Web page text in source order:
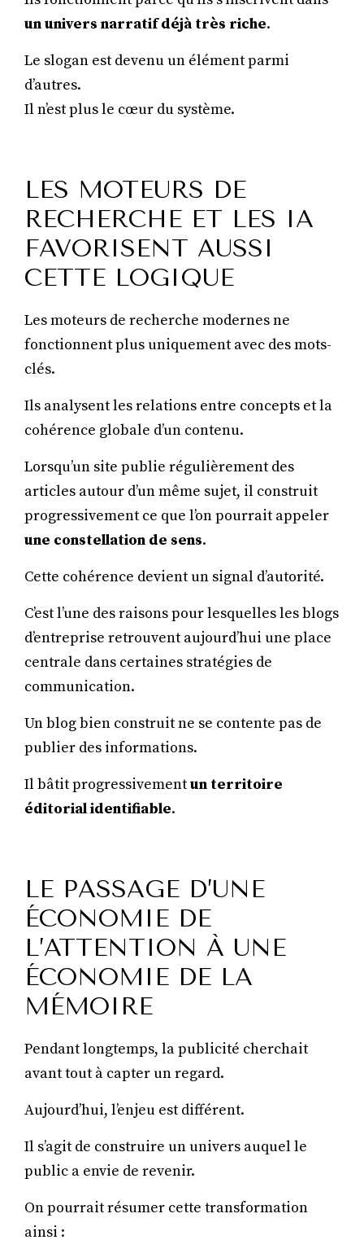
un univers narratif déjà très riche.
Le slogan est devenu un élément parmi
d’autres.
Il n’est plus le cœur du système.
LES MOTEURS DE
RECHERCHE ET LES IA
FAVORISENT AUSSI
CETTE LOGIQUE
Les moteurs de recherche modernes ne
fonctionnent plus uniquement avec des mots-
clés.
Ils analysent les relations entre concepts et la
cohérence globale d’un contenu.
Lorsqu’un site publie régulièrement des
articles autour d’un même sujet, il construit
progressivement ce que l’on pourrait appeler
une constellation de sens.
Cette cohérence devient un signal d’autorité.
C’est l’une des raisons pour lesquelles les blogs
d’entreprise retrouvent aujourd’hui une place
centrale dans certaines stratégies de
communication.
Un blog bien construit ne se contente pas de
publier des informations.
Il bâtit progressivementun territoire
éditorial identifiable.
LE PASSAGE D’UNE
ÉCONOMIE DE
L’ATTENTION À UNE
ÉCONOMIE DE LA
MÉMOIRE
Pendant longtemps, la publicité cherchait
avant tout à capter un regard.
Aujourd’hui, l’enjeu est différent.
Il s’agit de construire un univers auquel le
public a envie de revenir.
On pourrait résumer cette transformation
ainsi :